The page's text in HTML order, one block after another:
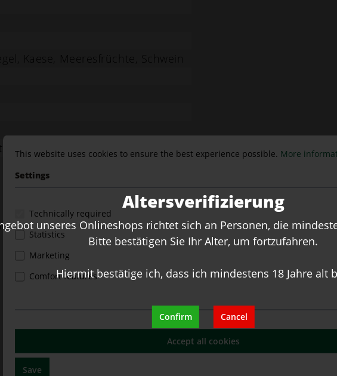
Altersverifizierung
unseres Onlineshops richtet sich an Personen, die
Bitte bestätigen Sie Ihr Alter, um fortzufahren.
Hiermit bestätige ich, dass ich mindestens 18 Jahre alt
Confirm Cancel
Kaese Meeresfrüchte
Schwein
This website uses cookies to ensure the best experience possible. More
Settings
Technically required
Statistics
Marketing
Comfort features
Accept all cookies
Save